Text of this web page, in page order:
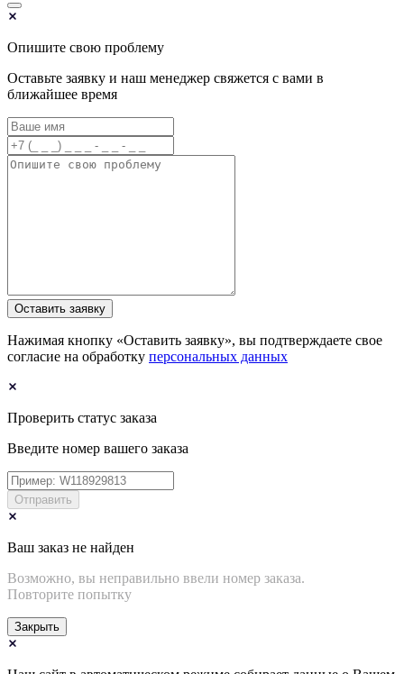
Опишите свою проблему
Оставьте заявку и наш менеджер свяжется с вами в
ближайшее время
Оставить заявку
Нажимая кнопку «Оставить заявку», вы подтверждаете свое
согласие на обработку персональных данных
Проверить статус заказа
Введите номер вашего заказа
Отправить
Ваш заказ не найден
Возможно, вы неправильно ввели номер заказа.
Повторите попытку
Закрыть